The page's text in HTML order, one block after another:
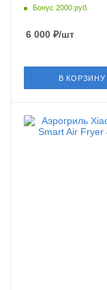
Бонус 2000 руб.
6 000 ₽/шт
В КОРЗИНУ